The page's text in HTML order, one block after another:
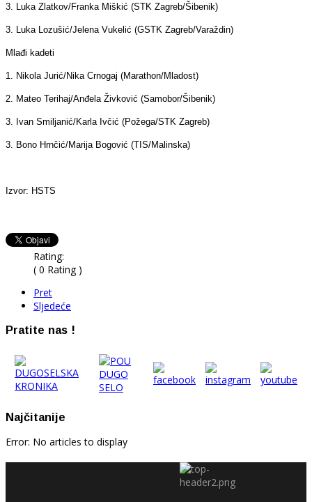
3. Luka Zlatkov/Franka Miškić (STK Zagreb/Šibenik)
3. Luka Lozušić/Jelena Vukelić (GSTK Zagreb/Varaždin)
Mlađi kadeti
1. Nikola Jurić/Nika Crnogaj (Marathon/Mladost)
2. Mateo Terihaj/Anđela Živković (Samobor/Šibenik)
3. Ivan Smiljanić/Karla Ivčić (Požega/STK Zagreb)
3. Bono Hrnčić/Marija Bogović (TIS/Malinska)
Izvor: HSTS
Rating:
( 0 Rating )
Pret
Sljedeće
Pratite nas !
Najčitanije
Error: No articles to display